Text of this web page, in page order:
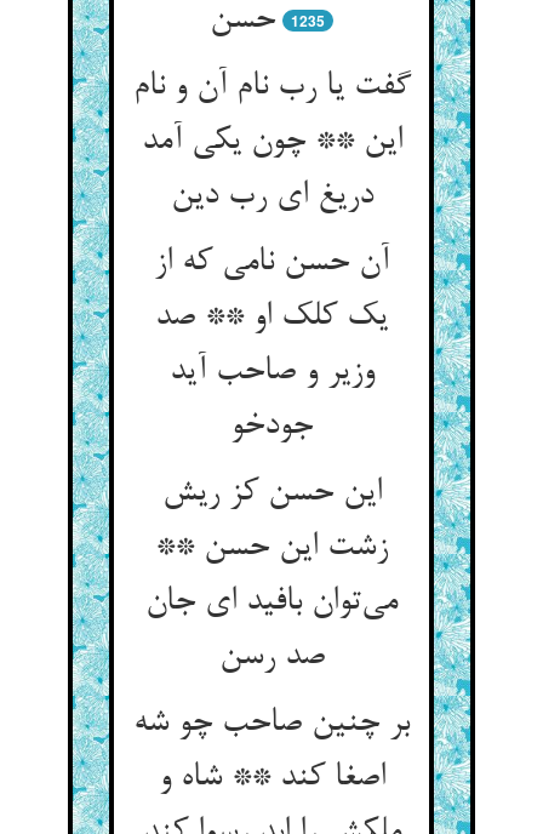
حسن
1235
گفت یا رب نام آن و نام
این ** چون یکی آمد
دریغ ای رب دین
آن حسن نامی که از
یک کلک او ** صد
وزیر و صاحب آید
جودخو
این حسن کز ریش
زشت این حسن **
می‌توان بافید ای جان
صد رسن
بر چنین صاحب چو شه
اصغا کند ** شاه و